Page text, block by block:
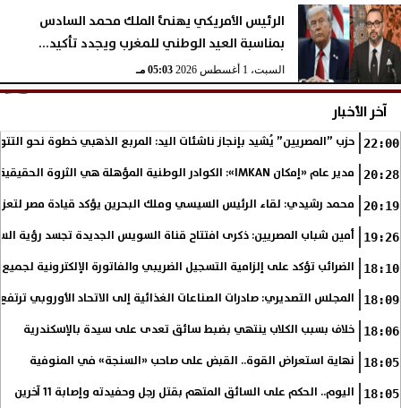
الرئيس الأمريكي يهنئ الملك محمد السادس
بمناسبة العيد الوطني للمغرب ويجدد تأكيد...
السبت، 1 أغسطس 2026 05:03 مـ
آخر الأخبار
22:00 حزب ”المصريين” يُشيد بإنجاز ناشئات اليد: المربع الذهبي خطوة نحو
20:28 مدير عام «إمكان IMKAN»: الكوادر الوطنية المؤهلة هي الثروة الحقيقية لمستقبل التنمية في مصر
20:19 محمد رشيدي: لقاء الرئيس السيسي وملك البحرين يؤكد قيادة مصر
19:26 أمين شباب المصريين: ذكرى افتتاح قناة السويس الجديدة تجسد رؤية
18:10 الضرائب تؤكد على إلزامية التسجيل الضريبي والفاتورة الإلكترونية
18:09 المجلس التصديري: صادرات الصناعات الغذائية إلى الاتحاد الأوروبي ترتفع 15.4% خلال النصف الأول من
18:06 خلاف بسبب الكلاب ينتهي بضبط سائق تعدى على سيدة بالإسكندرية
18:05 نهاية استعراض القوة.. القبض على صاحب «السنجة» في المنوفية
18:05 اليوم.. الحكم على السائق المتهم بقتل رجل وحفيدته وإصابة 11 آخرين